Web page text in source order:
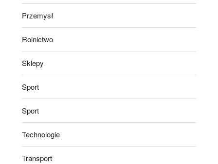
Przemysł
Rolnictwo
Sklepy
Sport
Sport
Technologie
Transport